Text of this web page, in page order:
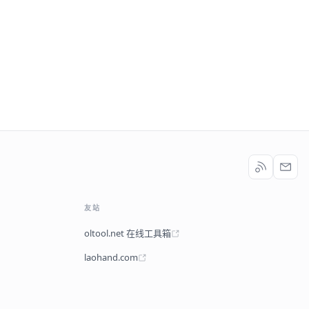
友站
oltool.net 在线工具箱
laohand.com